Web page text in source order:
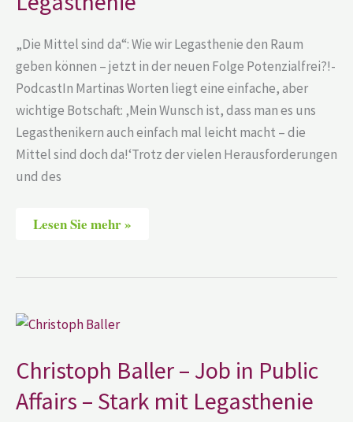
„Die Mittel sind da“: Wie wir Legasthenie den Raum
geben können – jetzt in der neuen Folge Potenzialfrei?!-
PodcastIn Martinas Worten liegt eine einfache, aber
wichtige Botschaft: ‚Mein Wunsch ist, dass man es uns
Legasthenikern auch einfach mal leicht macht – die
Mittel sind doch da!‘Trotz der vielen Herausforderungen
und des
Lesen Sie mehr »
Christoph Baller – Job in Public
Affairs – Stark mit Legasthenie
Christoph
Baller
Job
in
Public
Affairs
–